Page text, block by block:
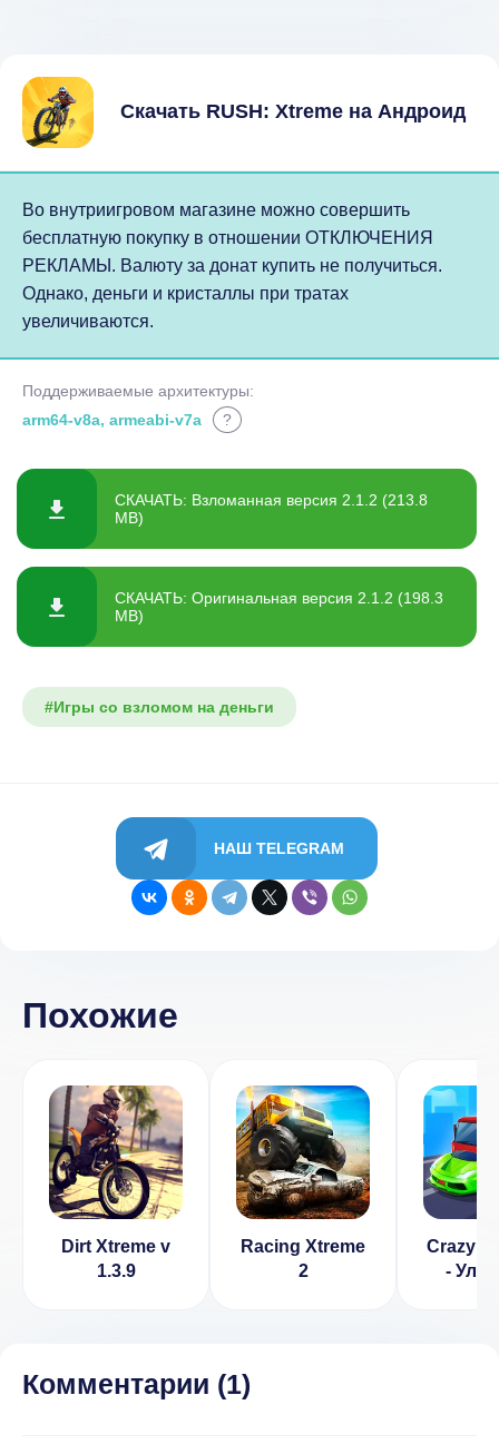
Скачать RUSH: Xtreme на Андроид
Во внутриигровом магазине можно совершить
бесплатную покупку в отношении ОТКЛЮЧЕНИЯ
РЕКЛАМЫ. Валюту за донат купить не получиться.
Однако, деньги и кристаллы при тратах
увеличиваются.
Поддерживаемые архитектуры:
arm64-v8a, armeabi-v7a
?
СКАЧАТЬ: Взломанная версия 2.1.2 (213.8
MB)
СКАЧАТЬ: Оригинальная версия 2.1.2 (198.3
MB)
#Игры со взломом на деньги
НАШ TELEGRAM
Похожие
Dirt Xtreme v
1.3.9
Racing Xtreme
2
Crazy
-
Комментарии (1)